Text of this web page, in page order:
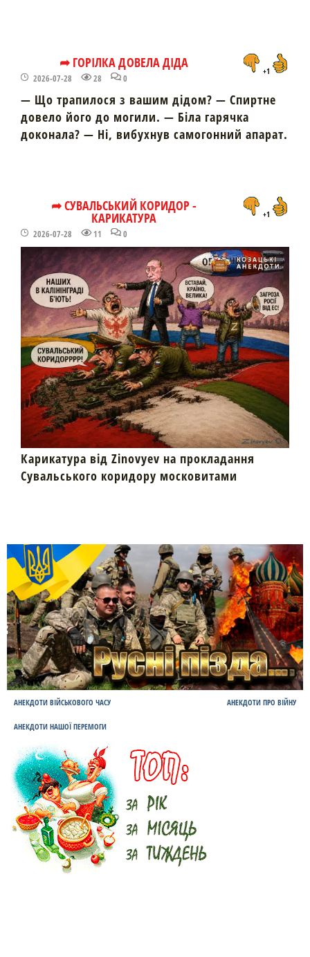
➦ ГОРІЛКА ДОВЕЛА ДІДА
2026-07-28 28 0
+1
— Що трапилося з вашим дідом? — Спиртне
довело його до могили. — Біла гарячка
доконала? — Ні, вибухнув самогонний апарат.
➦ СУВАЛЬСЬКИЙ КОРИДОР -
КАРИКАТУРА
2026-07-28 11 0
+1
Карикатура від Zinovyev на прокладання
Сувальського коридору московитами
АНЕКДОТИ ВІЙСЬКОВОГО ЧАСУ АНЕКДОТИ ПРО ВІЙНУ
АНЕКДОТИ НАШОЇ ПЕРЕМОГИ